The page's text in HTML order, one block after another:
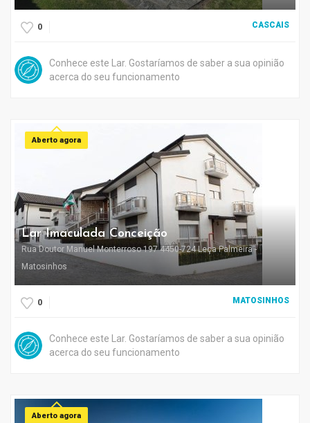
0 CASCAIS
Conhece este Lar. Gostaríamos de saber a sua opinião
acerca do seu funcionamento
Aberto agora
Lar Imaculada Conceição
Rua Doutor Manuel Monterroso 197 4450-724 Leça Palmeira -
Matosinhos
0 MATOSINHOS
Conhece este Lar. Gostaríamos de saber a sua opinião
acerca do seu funcionamento
Aberto agora